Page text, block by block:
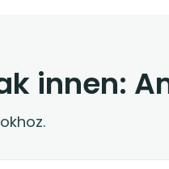
innen: